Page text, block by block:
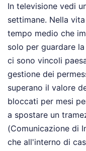
In televisione vedi
settimane. Nella
tempo medio che
solo per guardare
ci sono vincoli
gestione dei
superano il valore
bloccati per mesi
a spostare un
(Comunicazione di
che all'interno di